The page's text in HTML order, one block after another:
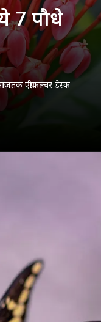
7 पौधे
एग्रीकल्चर डेस्क